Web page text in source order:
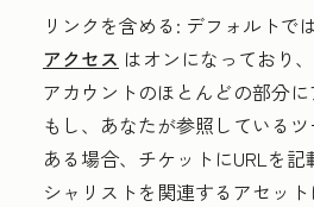
リンクを含める: デフォルトで
アクセス はオンになっており
アカウントのほとんどの部分に
もし、あなたが参照している
ある場合、チケットにURLを
シャリストを関連するアセッ